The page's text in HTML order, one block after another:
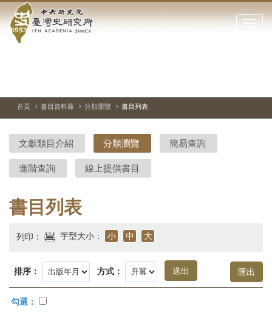
到中
央
院-
臺
灣
史
研
究
首
頁
點
閉
站
停、
圖
圖
結
首頁 書目資料庫 分類瀏覽 書目列表
文獻類目介紹 分類瀏覽 簡易查詢
進階查詢 線上提供書目
書目列表
列印： 字型大小： 小 中 大
排序： 方式：
勾選：